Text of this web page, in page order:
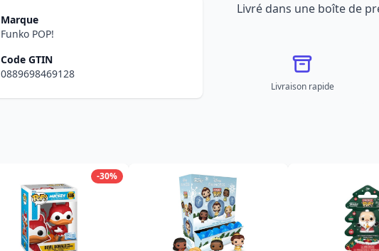
Marque
Funko POP!
Code GTIN
0889698469128
Livré dans une boîte de
Livraison rapide
-30%